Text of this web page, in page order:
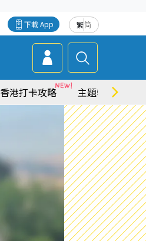
繁简
下載 App
香港打卡攻略 主題特集